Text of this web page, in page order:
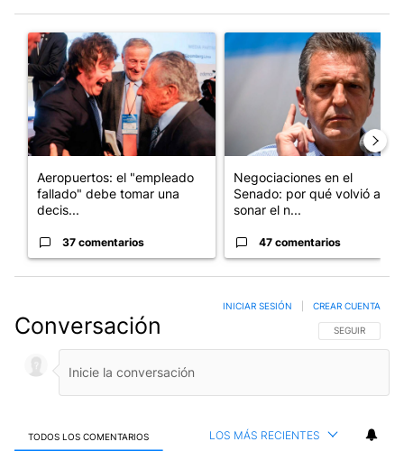
Un artículo de tendencia con el título "Aeropuertos: el
Aeropuertos: el "empleado
fallado" debe tomar una
decis...
37 comentarios
Un artículo de tendencia
Negociaciones en el
Senado: por qué volvió a
sonar el n...
47 comentarios
Conversación SIGA ESTA
SEGUIR
INICIAR SESIÓN CREAR CUENTA
TODOS LOS COMENTARIOS LOS MÁS RECIENTES